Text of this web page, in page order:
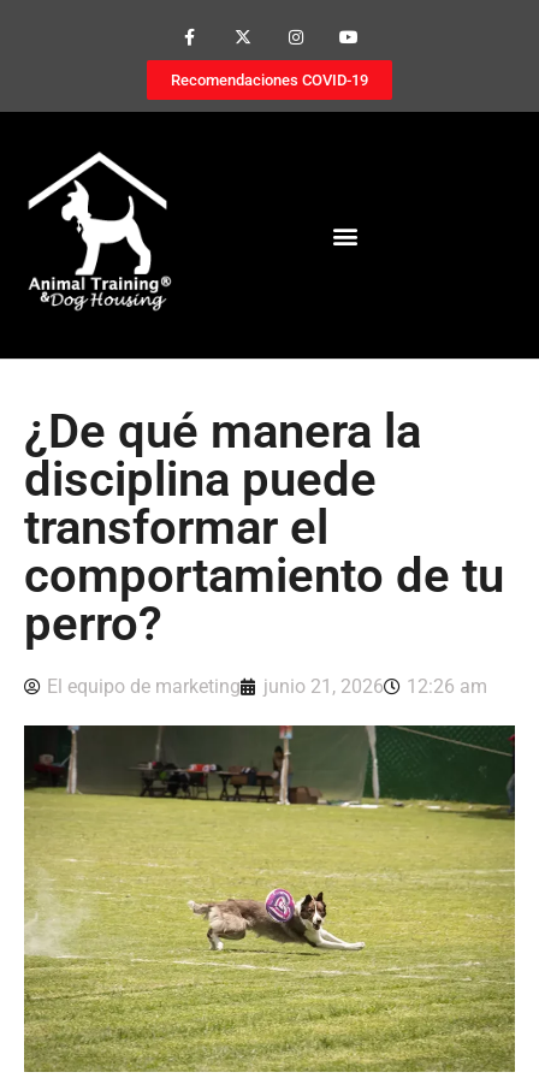
Recomendaciones COVID-19
¿De qué manera la
disciplina puede
transformar el
comportamiento de tu
perro?
El equipo de marketing junio 21, 2026 12:26 am